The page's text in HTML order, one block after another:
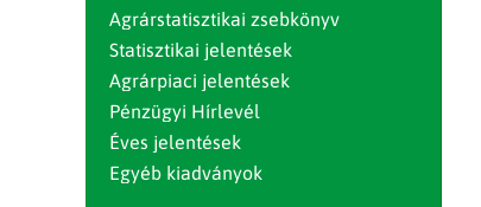
Agrárstatisztikai zsebkönyv
Statisztikai jelentések
Agrárpiaci jelentések
Pénzügyi Hírlevél
Éves jelentések
Egyéb kiadványok